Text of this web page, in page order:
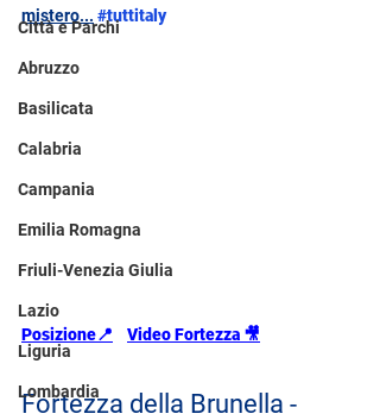
Città e Parchi
Abruzzo
Basilicata
Calabria
Campania
Emilia Romagna
Friuli-Venezia Giulia
Lazio
Liguria
Lombardia
mistero... #tuttitaly
Posizione📍 Video Fortezza 🎥
Fortezza della Brunella -